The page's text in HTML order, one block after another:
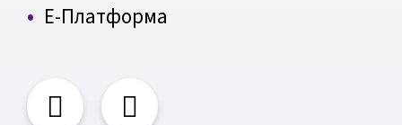
Е-Платформа